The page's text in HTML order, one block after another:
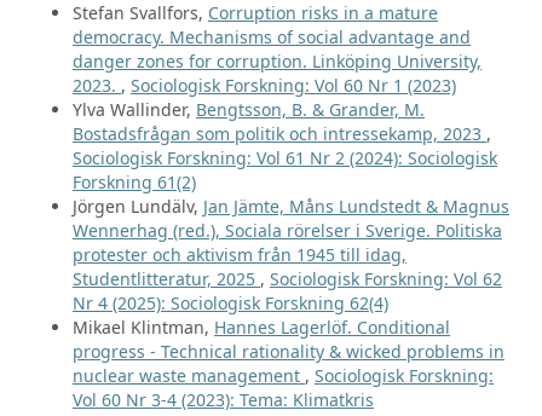
Stefan Svallfors, Corruption risks in a mature
democracy. Mechanisms of social advantage and
danger zones for corruption. Linköping University,
2023. , Sociologisk Forskning: Vol 60 Nr 1 (2023)
Ylva Wallinder, Bengtsson, B. & Grander, M.
Bostadsfrågan som politik och intressekamp, 2023 ,
Sociologisk Forskning: Vol 61 Nr 2 (2024): Sociologisk
Forskning 61(2)
Jörgen Lundälv, Jan Jämte, Måns Lundstedt & Magnus
Wennerhag (red.), Sociala rörelser i Sverige. Politiska
protester och aktivism från 1945 till idag,
Studentlitteratur, 2025 , Sociologisk Forskning: Vol 62
Nr 4 (2025): Sociologisk Forskning 62(4)
Mikael Klintman, Hannes Lagerlöf. Conditional
progress - Technical rationality & wicked problems in
nuclear waste management , Sociologisk Forskning:
Vol 60 Nr 3-4 (2023): Tema: Klimatkris